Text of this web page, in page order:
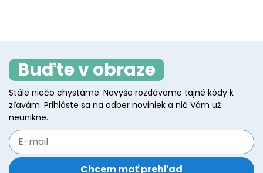
options
may
be
on
product
Buďte v obraze
Stále niečo chystáme. Navyše rozdávame tajné kódy k
zľavám. Prihláste sa na odber noviniek a nič Vám už
neunikne.